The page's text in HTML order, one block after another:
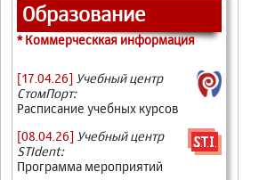
Образование
* Коммерческкая информация
[17.04.26] Учебный центр
СтомПорт:
Расписание учебных курсов
[08.04.26] Учебный центр
STIdent:
Программа мероприятий